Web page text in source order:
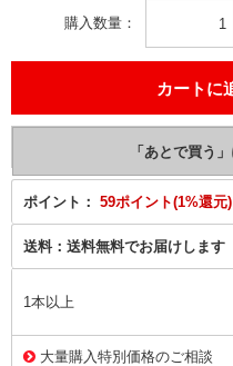
購入数量
ポイント： 59ポイント(1%還元)
送料： 送料無料でお届けします
1本以上
大量購入特別価格のご相談